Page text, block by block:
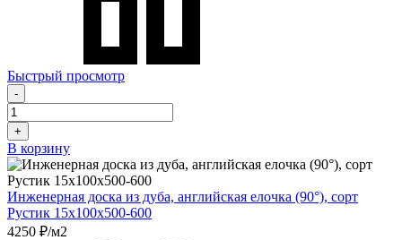
Быстрый просмотр
-
+
В корзину
Инженерная доска из дуба, английская елочка (90°), сорт
Рустик 15х100х500-600
4250 ₽/м2